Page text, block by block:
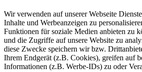
Wir verwenden auf unserer Webseite
Inhalte und Werbeanzeigen zu
Funktionen für soziale Medien anbieten zu
und die Zugriffe auf unsere Website zu
diese Zwecke speichern wir bzw.
Ihrem Endgerät (z.B. Cookies), greifen auf
Informationen (z.B. Werbe-IDs) zu oder